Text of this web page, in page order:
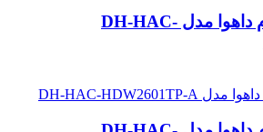
دوربین مداربسته دام داهوا مدل DH-HAC-